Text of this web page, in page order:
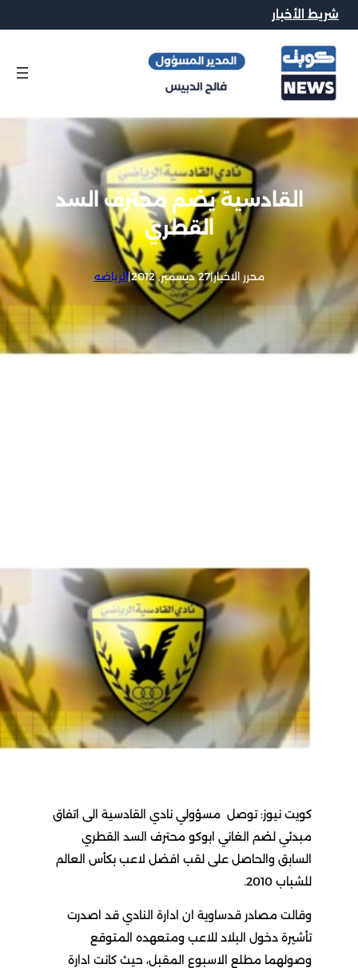
شريط الأخبار
القادسية يضم محترف السد
القطري
محرر الاخبار|27 ديسمبر, 2012 |الرياضه
كويت نيوز: توصل مسؤولي نادي القادسية الى اتفاق
مبدئي لضم الغاني ابوكو محترف السد القطري
السابق والحاصل على لقب افضل لاعب بكأس العالم
للشباب 2010.
وقالت مصادر قدساوية ان ادارة النادي قد اصدرت
تأشيرة دخول البلاد للاعب ومتعهده المتوقع
وصولهما مطلع الاسبوع المقبل، حيث كانت ادارة